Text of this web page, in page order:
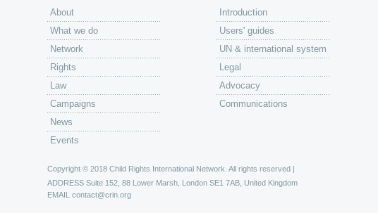
About
What we do
Network
Rights
Law
Campaigns
News
Events
Introduction
Users' guides
UN & international system
Legal
Advocacy
Communications
Copyright © 2018 Child Rights International Network. All rights reserved |
ADDRESS Suite 152, 88 Lower Marsh, London SE1 7AB, United Kingdom
EMAIL contact@crin.org